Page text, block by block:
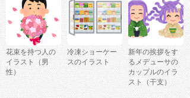
花束を持つ人の
イラスト（男
性）
冷凍ショーケー
スのイラスト
新年の挨拶をす
るメデューサの
カップルのイラ
スト（干支）